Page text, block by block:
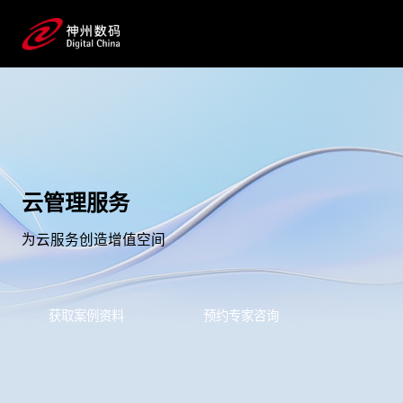
云管理服务
为云服务创造增值空间
获取案例资料 预约专家咨询